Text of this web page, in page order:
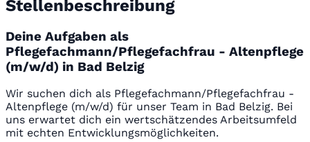
Stellenbeschreibung
Deine Aufgaben als
Pflegefachmann/Pflegefachfrau - Altenpflege
(m/w/d) in Bad Belzig
Wir suchen dich als Pflegefachmann/Pflegefachfrau -
Altenpflege (m/w/d) für unser Team in Bad Belzig. Bei
uns erwartet dich ein wertschätzendes Arbeitsumfeld
mit echten Entwicklungsmöglichkeiten.